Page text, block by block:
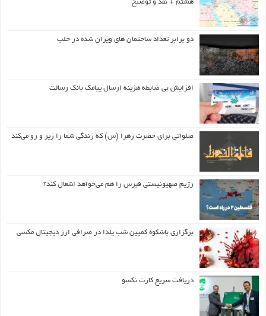
هشتم + نقد و توضیح
دو برابر تعداد ساختمان های ویران شده در حلب
افزایش بی ضابطه هزینه ارسال پیامک بانک رسالت
صلواتی برای حضرت زهرا (س) که زندگی شما را زیر و رو می‌کند
رژیم صهیونیستی قبرس را هم می‌خواهد اشغال کند؟
برگزاری باشکوه کمپین شب یلدا در صرافی ارز دیجیتال مکسی
دریافت سریع کارت نکسو